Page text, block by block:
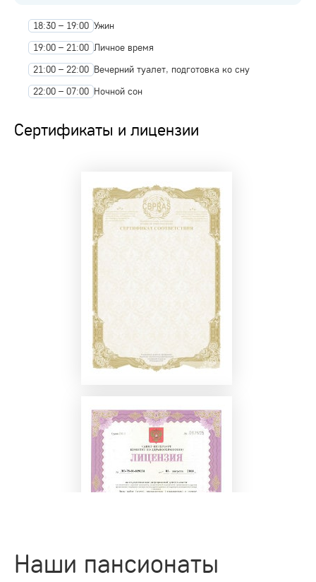
18:30 – 19:00 Ужин
19:00 – 21:00 Личное время
21:00 – 22:00 Вечерний туалет, подготовка ко сну
22:00 – 07:00 Ночной сон
Сертификаты и лицензии
Наши пансионаты